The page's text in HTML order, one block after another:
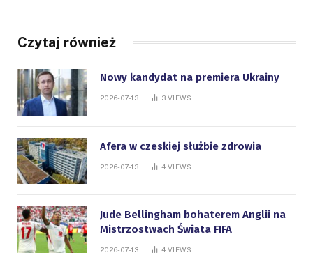
Czytaj również
Nowy kandydat na premiera Ukrainy
2026-07-13 3 VIEWS
Afera w czeskiej służbie zdrowia
2026-07-13 4 VIEWS
Jude Bellingham bohaterem Anglii na
Mistrzostwach Świata FIFA
2026-07-13 4 VIEWS